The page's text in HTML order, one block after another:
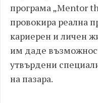
програма „Mentor
провокира реална
кариерен и личен
им даде
утвърдени
на пазара.